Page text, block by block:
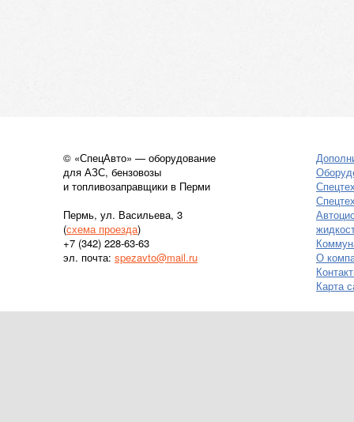
© «СпецАвто» — оборудование
для АЗС, бензовозы
и топливозаправщики в Перми
Пермь, ул. Васильева, 3
(схема проезда)
+7 (342) 228-63-63
эл. почта: spezavto@mail.ru
О
Карта